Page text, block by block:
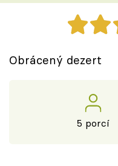
Speciál: Cuketa
Těhotnej kuchař
Přihlášení
Obrácený dezert
5 porcí